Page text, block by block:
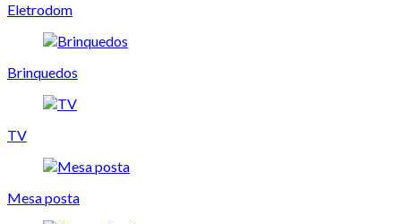
Eletrodom
Brinquedos
TV
Mesa posta